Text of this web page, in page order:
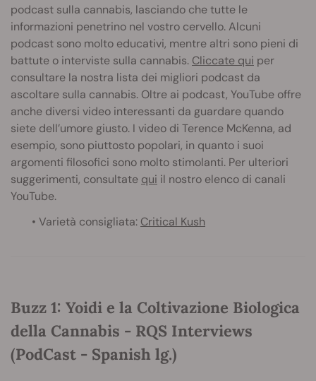
podcast sulla cannabis, lasciando che tutte le
informazioni penetrino nel vostro cervello. Alcuni
podcast sono molto educativi, mentre altri sono pieni di
battute o interviste sulla cannabis. Cliccate qui per
consultare la nostra lista dei migliori podcast da
ascoltare sulla cannabis. Oltre ai podcast, YouTube offre
anche diversi video interessanti da guardare quando
siete dell’umore giusto. I video di Terence McKenna, ad
esempio, sono piuttosto popolari, in quanto i suoi
argomenti filosofici sono molto stimolanti. Per ulteriori
suggerimenti, consultate qui il nostro elenco di canali
YouTube.
• Varietà consigliata: Critical Kush
Buzz 1: Yoidi e la Coltivazione Biologica
della Cannabis - RQS Interviews
(PodCast - Spanish lg.)